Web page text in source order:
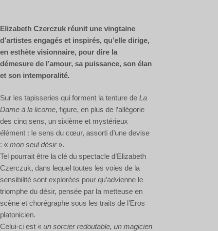
Elizabeth Czerczuk réunit une vingtaine
d’artistes engagés et inspirés, qu’elle dirige,
en esthète visionnaire, pour dire la
démesure de l’amour, sa puissance, son élan
et son intemporalité.
Sur les tapisseries qui forment la tenture de La
Dame à la licorne, figure, en plus de l’allégorie
des cinq sens, un sixième et mystérieux
élément : le sens du cœur, assorti d’une devise
: « mon seul désir».
Tel pourrait être la clé du spectacle d’Elizabeth
Czerczuk, dans lequel toutes les voies de la
sensibilité sont explorées pour qu’advienne le
triomphe du désir, pensée par la metteuse en
scène et chorégraphe sous les traits de l’Eros
platonicien.
Celui-ci est « un sorcier redoutable, un magicien